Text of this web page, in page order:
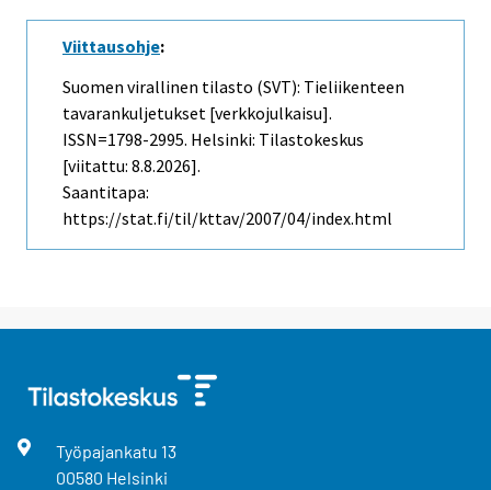
Viittausohje:
Suomen virallinen tilasto (SVT): Tieliikenteen
tavarankuljetukset [verkkojulkaisu].
ISSN=1798-2995. Helsinki: Tilastokeskus
[viitattu: 8.8.2026].
Saantitapa:
https://stat.fi/til/kttav/2007/04/index.html
Työpajankatu 13
00580 Helsinki